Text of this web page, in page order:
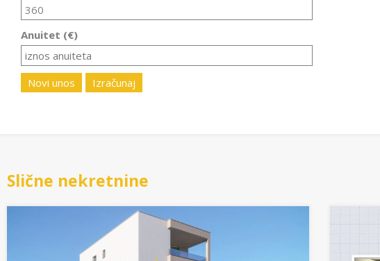
Anuitet (€)
Novi unos Izračunaj
Slične nekretnine